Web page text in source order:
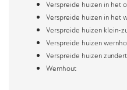
Verspreide huizen in het
Verspreide huizen in het
Verspreide huizen klein-
Verspreide huizen
Verspreide huizen zundert
Wernhout